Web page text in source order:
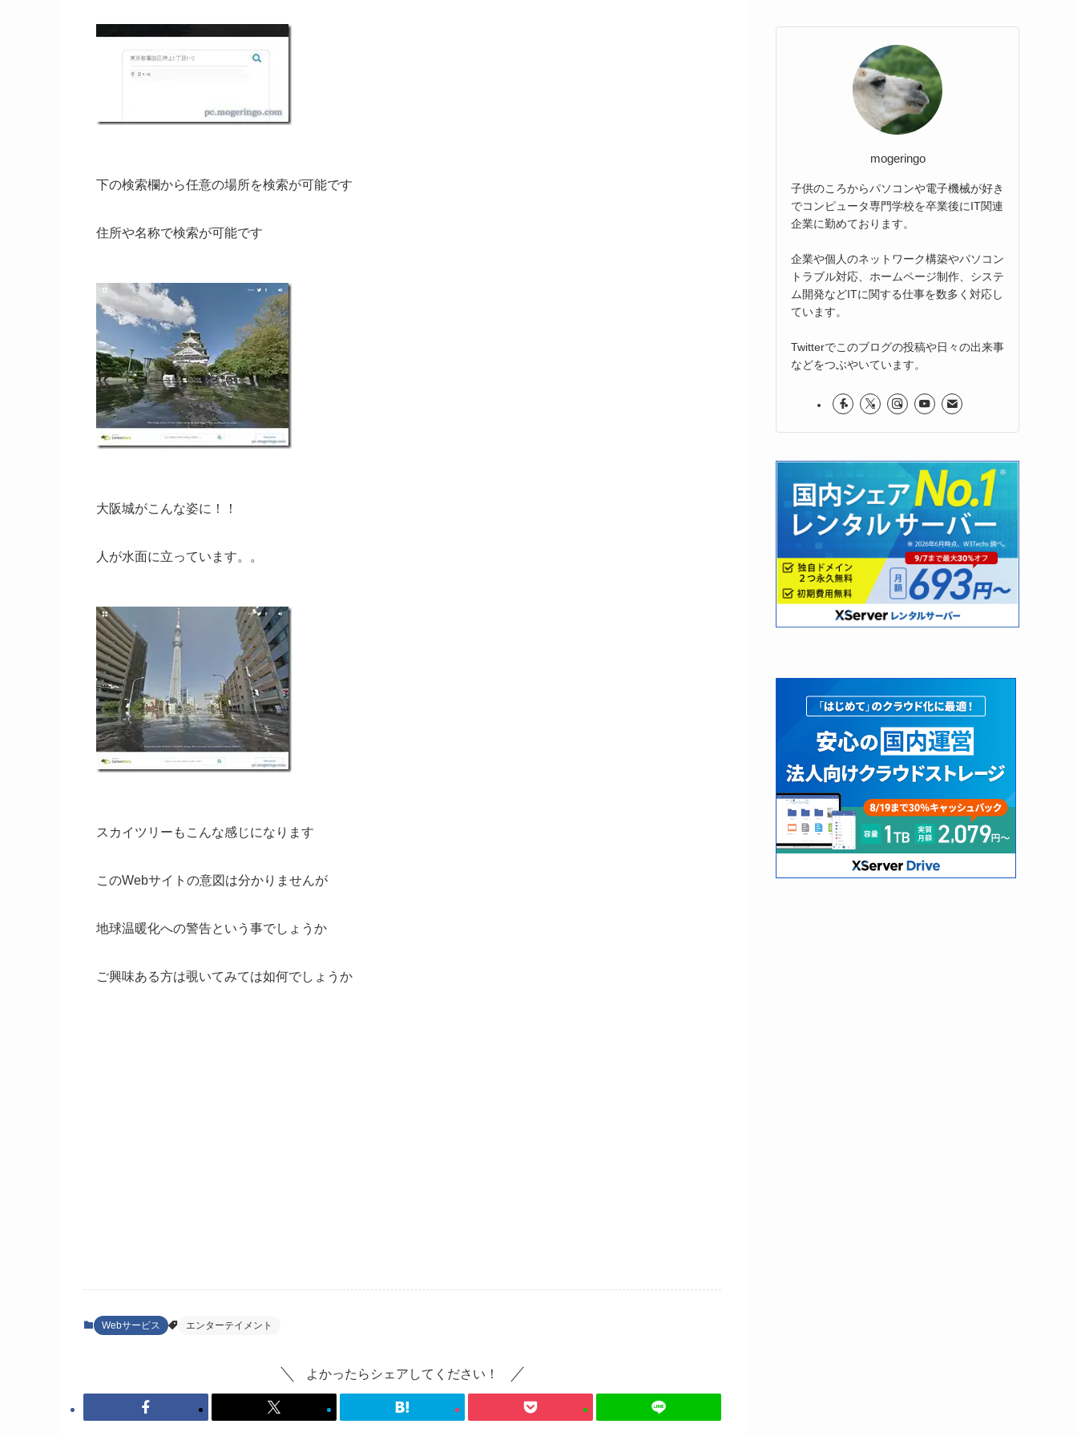
下の検索欄から任意の場所を検索が可能です
住所や名称で検索が可能です
大阪城がこんな姿に！！
人が水面に立っています。。
スカイツリーもこんな感じになります
このWebサイトの意図は分かりませんが
地球温暖化への警告という事でしょうか
ご興味ある方は覗いてみては如何でしょうか
Webサービス エンターテイメント
よかったらシェアしてください！
mogeringo
子供のころからパソコンや電子機械が好き
でコンピュータ専門学校を卒業後にIT関連
企業に勤めております。
企業や個人のネットワーク構築やパソコン
トラブル対応、ホームページ制作、システ
ム開発などITに関する仕事を数多く対応し
ています。
Twitterでこのブログの投稿や日々の出来事
などをつぶやいています。